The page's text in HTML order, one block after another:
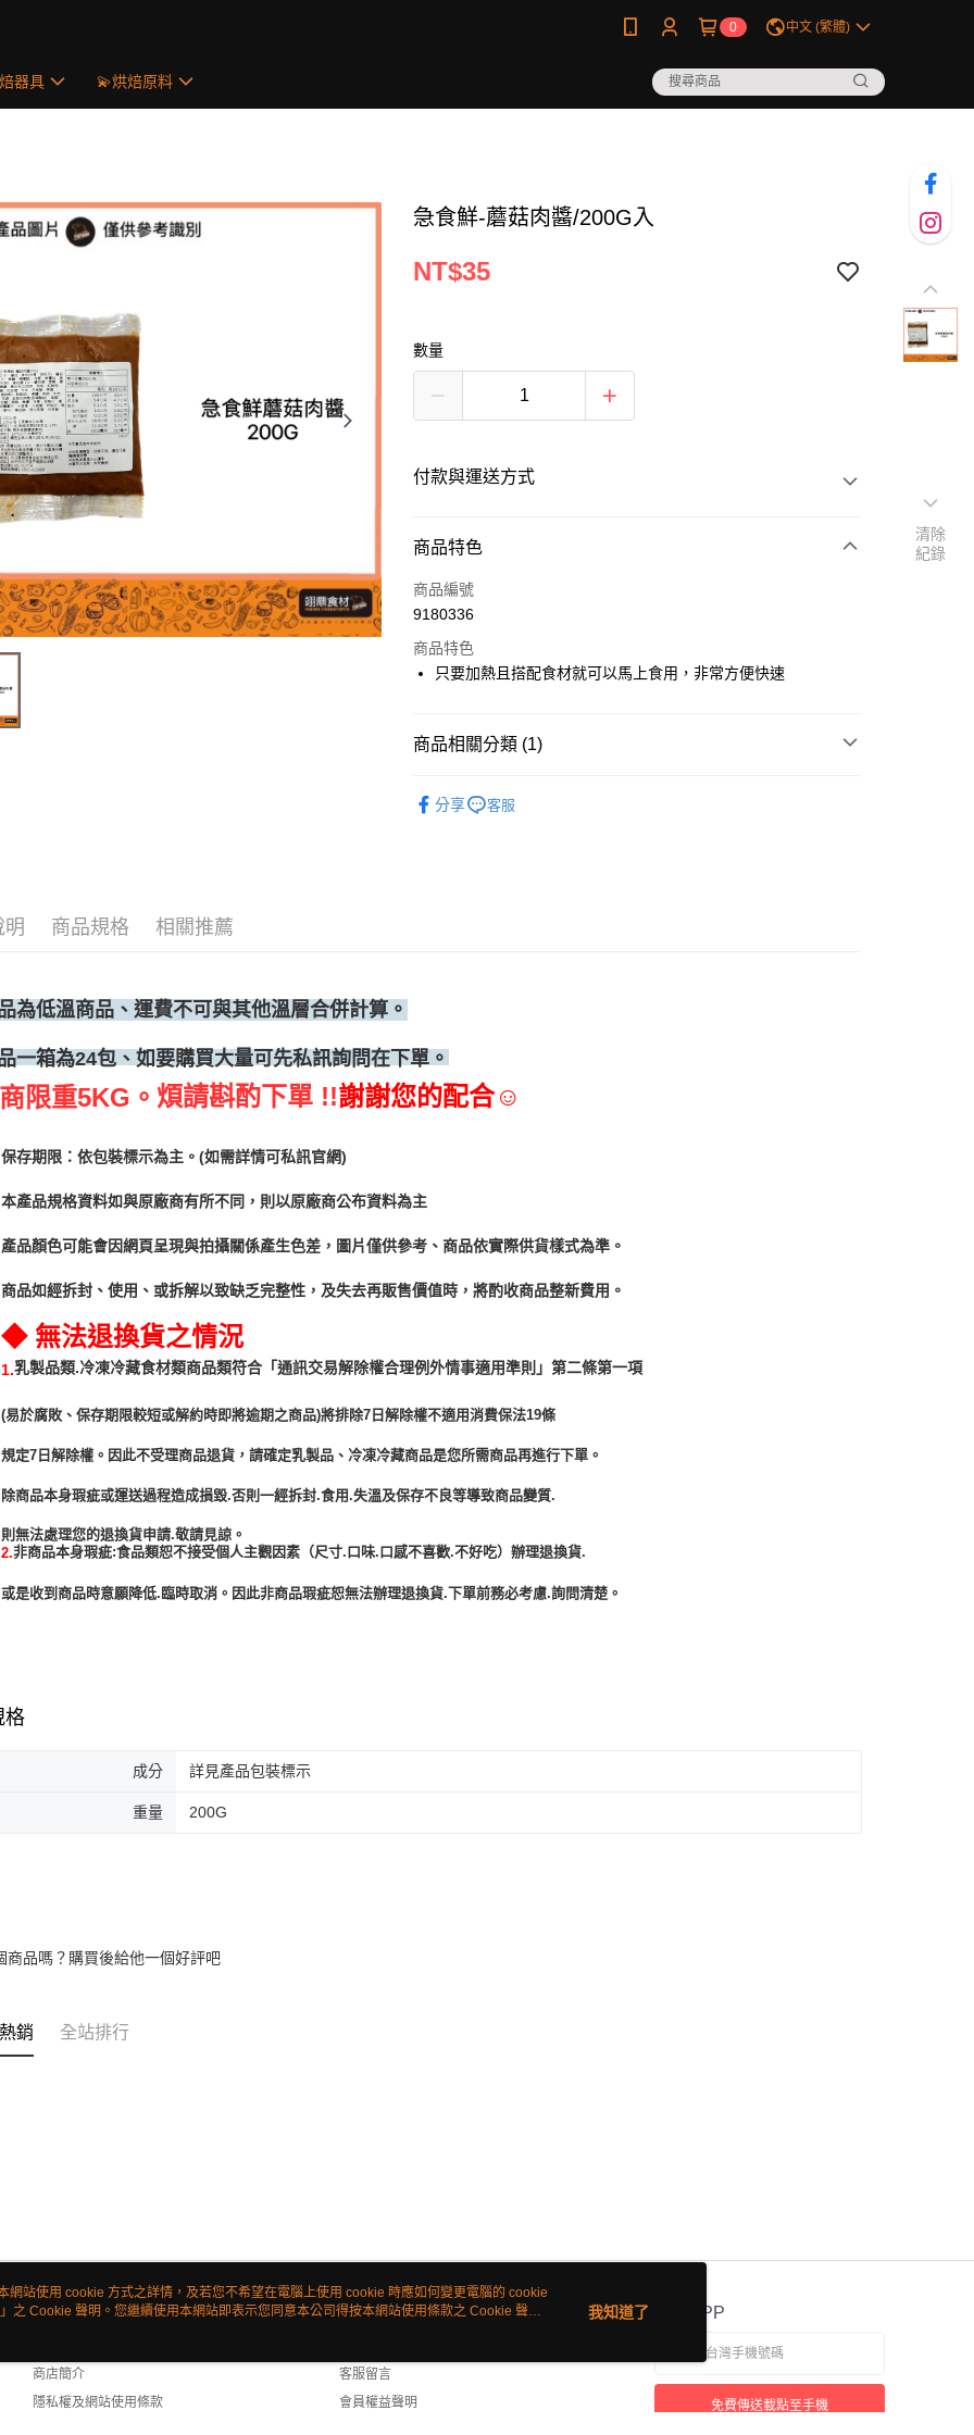
0 中文 (繁體)
器具 💫烘焙原料
急食鮮-蘑菇肉醬/200G入
NT$35
數量
付款與運送方式
付款方式
信用卡一次付款
ATM付款
運送方式
每筆NT$300
商品特色
商品編號
9180336
商品特色
只要加熱且搭配食材就可以馬上食用，非常方便快速
商品相關分類 (1)
分享
客服
明 商品規格 相關推薦
為低溫商品、運費不可與其他溫層合併計算。
一箱為24包 、如要購買大量可先私訊詢問在下單。
限重5KG。 煩請斟酌下單 !!謝謝您的配合☺
保存期限：依包裝標示為主。(如需詳情可私訊官網)
本產品規格資料如與原廠商有所不同，則以原廠商公布資料為主
產品顏色可能會因網頁呈現與拍攝關係產生色差，圖片僅供參考、商品依實際供貨樣式為準。
商品如經拆封、使用、或拆解以致缺乏完整性，及失去再販售價值時，將酌收商品整﻿新費用。
◆ 無法退換貨之情況
1.乳製品類.冷凍冷藏食材類商品類符合 「通訊交易解除權合理例外情事適用準則」第二條第一項
(易於腐敗、保存期限較短或解約時即將逾期之商品)將排除7日解除權不適用消費保法19條
規定7日解除權。因此不受理商品退貨，請確定乳製品、冷凍冷藏商品是您所需商品再進行下單。
除商品本身瑕疵或運送過程造成損毀.否則一經拆封.食用.失溫及保存不良等導致商品變質.
2.非商品本身瑕疵:食品類恕不接受個人主觀因素（尺寸.口味.口感不喜歡.不好吃）辦理退換貨.
或是收到商品時意願降低.臨時取消。因此非商品瑕疵恕無法辦理退換貨.下單前務必考慮.詢問清楚。
格
成分 詳見產品包裝標示
重量 200G
商品嗎？購買後給他一個好評吧
銷 全站排行
關於我們
商店簡介
隱私權及網站使用條款
客服資訊
客服留言
會員權益聲明
官方APP
免費傳送載點至手機
清除
紀錄
網站使用 cookie 方式之詳情，及若您不希望在電腦上使用 cookie 時應如何變更電腦的 cookie
」之 Cookie 聲明。您繼續使用本網站即表示您同意本公司得按本網站使用條款之 Cookie 聲明
我知道了